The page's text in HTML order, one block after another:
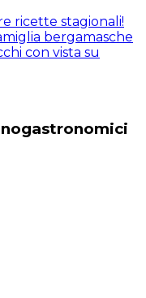
ricette stagionali!
bergamasche
con vista su